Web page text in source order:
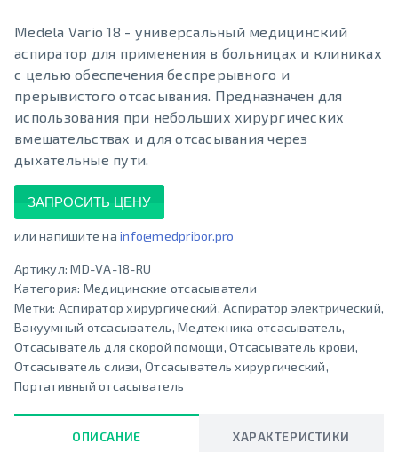
Medela Vario 18 - универсальный медицинский
аспиратор для применения в больницах и клиниках
с целью обеспечения беспрерывного и
прерывистого отсасывания. Предназначен для
использования при небольших хирургических
вмешательствах и для отсасывания через
дыхательные пути.
ЗАПРОСИТЬ ЦЕНУ
или напишите на info@medpribor.pro
Артикул:MD-VA-18-RU
Категория: Медицинские отсaсыватели
Метки: Аспиратор хирургический, Аспиратор электрический,
Вакуумный отсасыватель, Медтехника отсасыватель,
Отсасыватель для скорой помощи, Отсасыватель крови,
Отсасыватель слизи, Отсасыватель хирургический,
Портативный отсасыватель
ОПИСАНИЕ ХАРАКТЕРИСТИКИ